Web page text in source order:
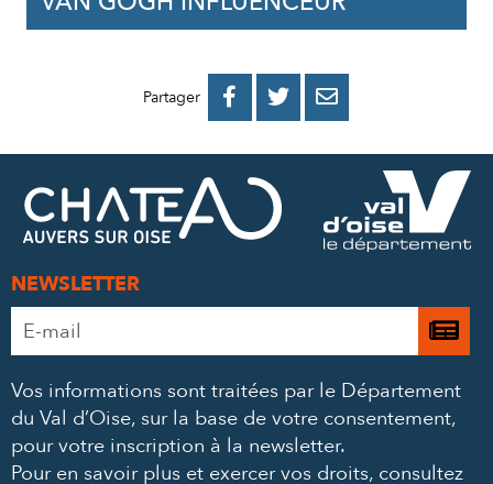
Partager 
PARTAGER
FACEBOOK
PARTAGER
PARTAGER
MAIL
NEWSLETTER
Adresse
e-
*
Je
à
Vos informations sont traitées par le Département
du Val d’Oise, sur la base de votre consentement,
pour votre inscription à la newsletter.
Pour en savoir plus et exercer vos droits, consultez